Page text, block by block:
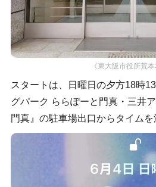
《東大阪市役所荒本
スタートは、日曜日の夕方18時
グパーク ららぽーと門真・三井
門真』の駐車場出口からタイムを